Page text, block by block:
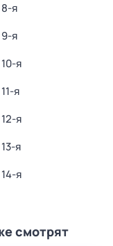
я
я
я
я
я
я
я
смотрят